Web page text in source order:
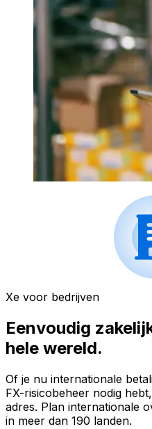
Xe voor bedrijven
Eenvoudig
hele wereld.
Of je nu internationale
FX-risicobeheer nodig
adres. Plan internationale
in meer dan 190 landen.